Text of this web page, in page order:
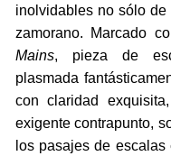
inolvidables no sólo
zamorano. Marcado
Mains, pieza de
plasmada
con claridad
exigente contrapunto,
los pasajes de